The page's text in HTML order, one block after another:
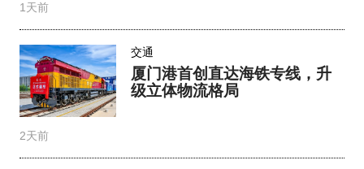
1天前
交通
厦门港首创直达海铁专线，升
级立体物流格局
2天前